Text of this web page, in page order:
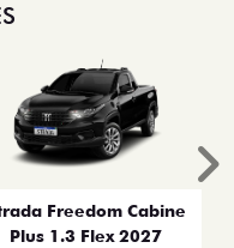
Freedom Cabine
Plus 1.3 Flex 2027